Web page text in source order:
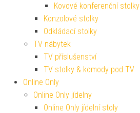
Kovové konferenční stolky
Konzolové stolky
Odkládací stolky
TV nábytek
TV příslušenství
TV stolky & komody pod TV
Online Only
Online Only jídelny
Online Only jídelní stoly